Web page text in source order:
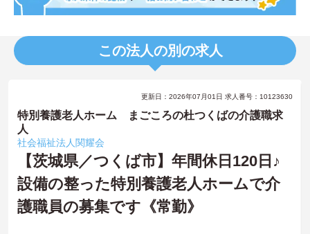
この法人の別の求人
更新日：2026年07月01日 求人番号：10123630
特別養護老人ホーム まごころの杜つくばの介護職求
人
社会福祉法人関耀会
【茨城県／つくば市】年間休日120日♪
設備の整った特別養護老人ホームで介
護職員の募集です《常勤》